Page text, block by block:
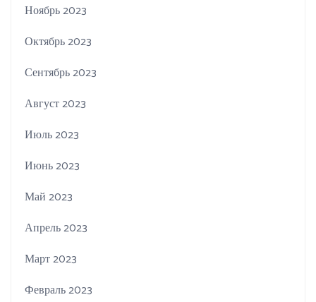
Ноябрь 2023
Октябрь 2023
Сентябрь 2023
Август 2023
Июль 2023
Июнь 2023
Май 2023
Апрель 2023
Март 2023
Февраль 2023